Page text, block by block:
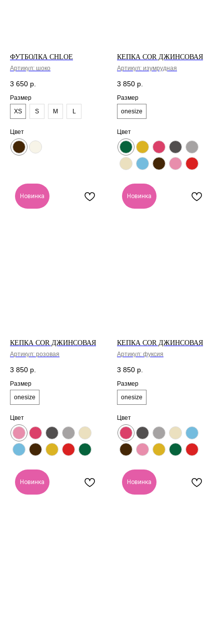
ФУТБОЛКА CHLOE
Артикул: шоко
3 650 р.
Размер
XS
S M L
Цвет
КЕПКА COR ДЖИНСОВАЯ
Артикул: изумрудная
3 850 р.
Размер
onesize
Цвет
Новинка
КЕПКА COR ДЖИНСОВАЯ
Артикул: розовая
3 850 р.
Размер
onesize
Цвет
Новинка
КЕПКА COR ДЖИНСОВАЯ
Артикул: фуксия
3 850 р.
Размер
onesize
Цвет
Новинка Новинка